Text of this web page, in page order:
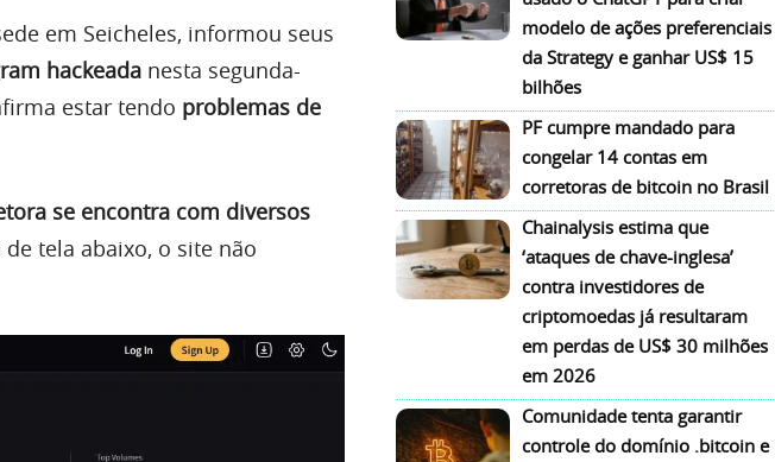
em Seicheles, informou seus
hackeada nesta segunda-
estar tendo problemas de
se encontra com diversos
tela abaixo, o site não
modelo de ações preferenciais
da Strategy e ganhar US$ 15
bilhões
PF cumpre mandado para
congelar 14 contas em
corretoras de bitcoin no Brasil
Chainalysis estima que
‘ataques de chave-inglesa’
contra investidores de
criptomoedas já resultaram
em perdas de US$ 30 milhões
em 2026
Comunidade tenta garantir
controle do domínio .bitcoin e